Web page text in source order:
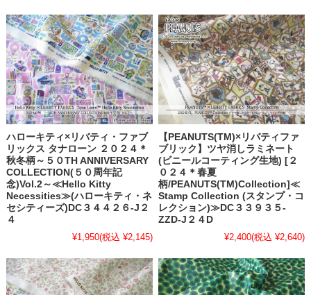
ハローキティ×リバティ・ファブ
リックス タナローン ２０２４＊
秋冬柄～５０TH ANNIVERSARY
COLLECTION(５０周年記
念)Vol.2～≪Hello Kitty
Necessities≫(ハローキティ・ネ
セシティーズ)DC３４４２６-J２
４
¥1,950(税込 ¥2,145)
【PEANUTS(TM)×リバティファ
ブリック】ツヤ消しラミネート
(ビニールコーティング生地) [２
０２４＊春夏
柄/PEANUTS(TM)Collection]≪
Stamp Collection (スタンプ・コ
レクション)≫DC３３９３５-
ZZD-J２４D
¥2,400(税込 ¥2,640)